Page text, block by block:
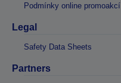
Podmínky online promoakcí
Legal
Safety Data Sheets
Partners